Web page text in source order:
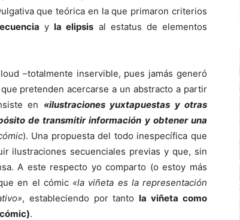
que teórica en la que primaron criterios
yla elipsis al estatus de elementos
–totalmente inservible, pues jamás generó
pretenden acercarse a un abstracto a partir
en «ilustraciones yuxtapuestas y otras
de transmitir información y obtener una
). Una propuesta del todo inespecífica que
ilustraciones secuenciales previas y que, sin
A este respecto yo comparto (o estoy más
en el cómic «la viñeta es la representación
, estableciendo por tantola viñeta como
.